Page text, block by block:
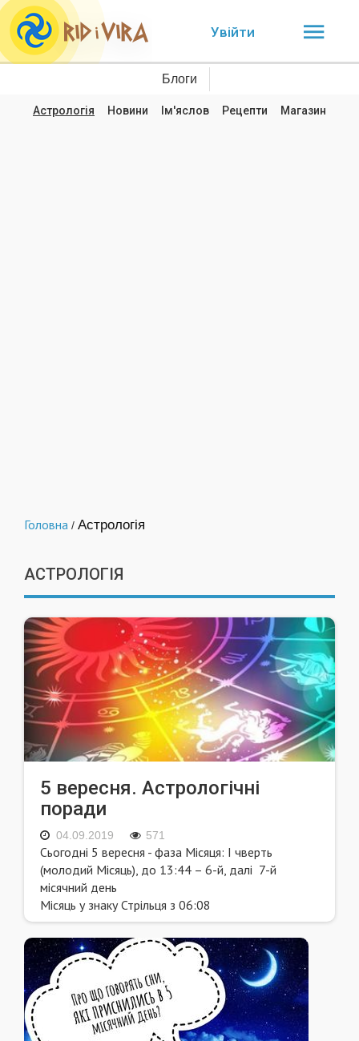
Увійти
Блоги
Астрологія Новини Ім'яслов Рецепти Магазин
Головна / Астрологія
АСТРОЛОГІЯ
5 вересня. Астрологічні
поради
04.09.2019 571
Сьогодні 5 вересня - фаза Місяця: I чверть
(молодий Місяць), до 13:44 – 6-й, далі 7-й
місячний день
Місяць у знаку Стрільця з 06:08